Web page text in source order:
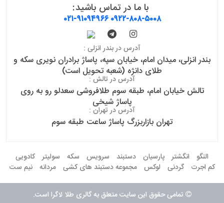
با ما در تماس باشید:
۰۹۲۲-۸۰۸-۵۰۰۸ ۰۲۱-۹۱۰۹۴۹۶۶
آدرس در بندر انزلی :
بندر انزلی، میدان امام، خیابان سپه، پاساژ برادران نویری سکه و
طلای دانژه (شعبه تحویل است)
آدرس در تالش :
تالش خیابان امام، طبقه سوم طلافروشی سعدلو رو به روی
پاساژ شیخی
آدرس در تهران :
تهران بازاربزرگ پاساژ ساعت طبقه سوم
النگو انگشتر پارسیان دستبند سرویس سکه سولیتر کادویی
کم اجرت
گردنی لوکس مجموعه دستبند های کشی مردانه نیم ست
تمامی حقوق این سایت متعلق به گالری طلا لاگرا است.